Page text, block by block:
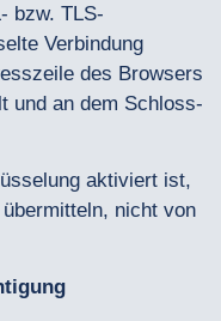
bzw. TLS-
Verbindung
des Browsers
und an dem Schloss-
aktiviert ist,
nicht von